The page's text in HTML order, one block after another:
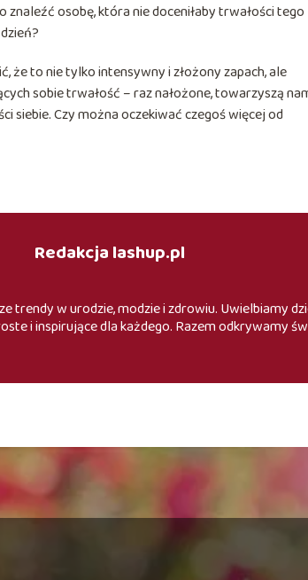
osobę, która nie doceniłaby trwałości tego
że to nie tylko intensywny i złożony zapach, ale
sobie trwałość – raz nałożone, towarzyszą
siebie. Czy można oczekiwać czegoś więcej od
Redakcja lashup.pl
trendy w urodzie, modzie i zdrowiu. Uwielbiamy
i inspirujące dla każdego. Razem odkrywamy